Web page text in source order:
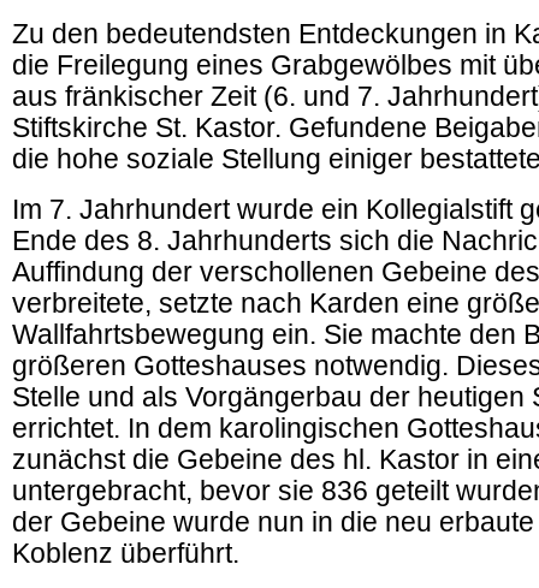
Zu den bedeutendsten Entdeckungen in
die Freilegung eines Grabgewölbes mit
aus fränkischer Zeit (6. und 7.
Stiftskirche St. Kastor. Gefundene
die hohe soziale Stellung einiger
Im 7. Jahrhundert wurde ein Kollegialstift
Ende des 8. Jahrhunderts sich die
Auffindung der verschollenen Gebeine
verbreitete, setzte nach Karden eine
Wallfahrtsbewegung ein. Sie machte den
größeren Gotteshauses notwendig.
Stelle und als Vorgängerbau der heutigen
errichtet. In dem karolingischen
zunächst die Gebeine des hl. Kastor in
untergebracht, bevor sie 836 geteilt
der Gebeine wurde nun in die neu
Koblenz überführt.